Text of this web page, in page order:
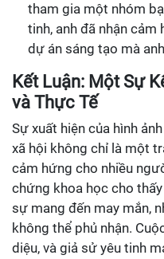
tham gia một nhóm
tinh, anh đã nhận
dự án sáng tạo mà
Kết Luận: Một Sự
và Thực Tế
Sự xuất hiện của hình
xã hội không chỉ là một
cảm hứng cho nhiều
chứng khoa học cho
sự mang đến may mắn,
không thể phủ nhận.
diệu, và giả sử yêu tinh